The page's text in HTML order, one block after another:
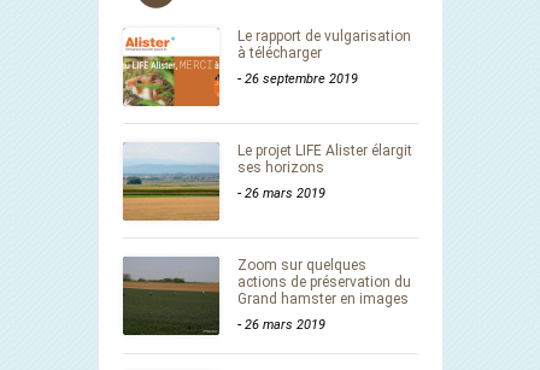
Le rapport de vulgarisation
à télécharger
- 26 septembre 2019
Le projet LIFE Alister élargit
ses horizons
- 26 mars 2019
Zoom sur quelques
actions de préservation du
Grand hamster en images
- 26 mars 2019